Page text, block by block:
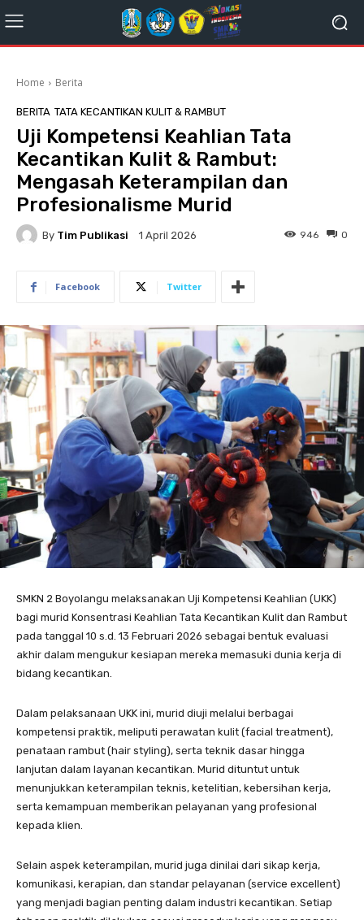
Home Berita
BERITA TATA KECANTIKAN KULIT & RAMBUT
Uji Kompetensi Keahlian Tata
Kecantikan Kulit & Rambut:
Mengasah Keterampilan dan
Profesionalisme Murid
By Tim Publikasi 1 April 2026 0
946
Facebook Twitter
SMKN 2 Boyolangu melaksanakan Uji Kompetensi Keahlian (UKK)
bagi murid Konsentrasi Keahlian Tata Kecantikan Kulit dan Rambut
pada tanggal 10 s.d. 13 Februari 2026 sebagai bentuk evaluasi
akhir dalam mengukur kesiapan mereka memasuki dunia kerja di
bidang kecantikan.
Dalam pelaksanaan UKK ini, murid diuji melalui berbagai
kompetensi praktik, meliputi perawatan kulit (facial treatment),
penataan rambut (hair styling), serta teknik dasar hingga
lanjutan dalam layanan kecantikan. Murid dituntut untuk
menunjukkan keterampilan teknis, ketelitian, kebersihan kerja,
serta kemampuan memberikan pelayanan yang profesional
kepada klien.
Selain aspek keterampilan, murid juga dinilai dari sikap kerja,
komunikasi, kerapian, dan standar pelayanan (service excellent)
yang menjadi bagian penting dalam industri kecantikan. Setiap